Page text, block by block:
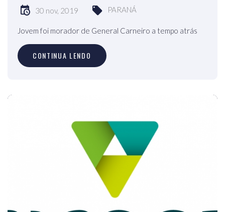
30 nov, 2019 PARANÁ
Jovem foi morador de General Carneiro a tempo atrás
CONTINUA LENDO